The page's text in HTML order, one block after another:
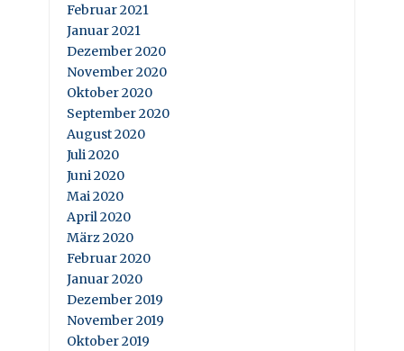
Februar 2021
Januar 2021
Dezember 2020
November 2020
Oktober 2020
September 2020
August 2020
Juli 2020
Juni 2020
Mai 2020
April 2020
März 2020
Februar 2020
Januar 2020
Dezember 2019
November 2019
Oktober 2019